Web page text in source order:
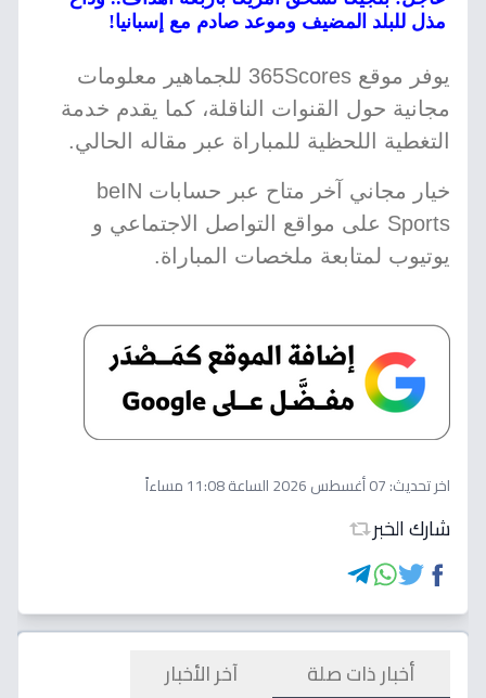
مذل للبلد المضيف وموعد صادم مع إسبانيا!
يوفر موقع 365Scores للجماهير معلومات
مجانية حول القنوات الناقلة، كما يقدم خدمة
التغطية اللحظية للمباراة عبر مقاله الحالي.
خيار مجاني آخر متاح عبر حسابات beIN
Sports على مواقع التواصل الاجتماعي و
يوتيوب لمتابعة ملخصات المباراة.
اخر تحديث:07 أغسطس 2026 الساعة 11:08 مساءاً
شارك الخبر
أخبار ذات صلة آخر الأخبار